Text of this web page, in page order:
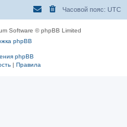
Часовой пояс: UTC
Software © phpBB Limited
phpBB
phpBB
| Правила